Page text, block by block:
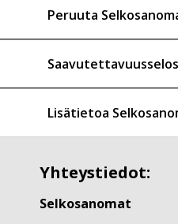
Peruuta
Lisätietoa
Yhteystiedot:
Selkosanomat